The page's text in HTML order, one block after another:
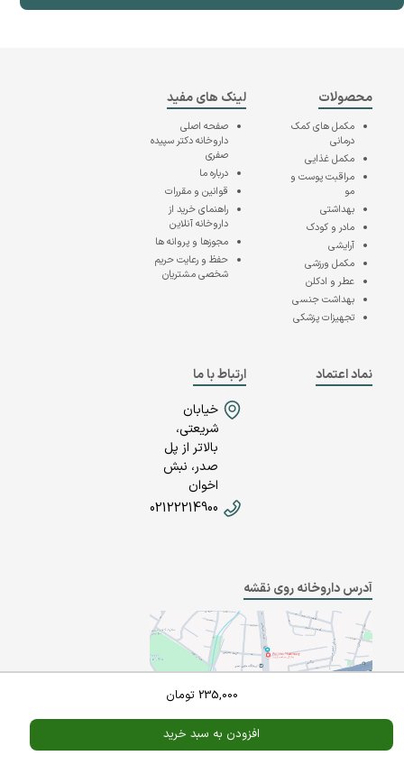
235,000 تومان
افزودن به سبد خرید
محصولات
مکمل های کمک
درمانی
مکمل غذایی
مراقبت پوست و
مو
بهداشتی
مادر و کودک
آرایشی
مکمل ورزشی
عطر و ادکلن
بهداشت جنسی
تجهیزات پزشکی
لینک های مفید
صفحه اصلی
داروخانه دکتر سپیده
صفری
درباره ما
قوانین و مقررات
راهنمای خرید از
داروخانه آنلاین
مجوزها و پروانه ها
حفظ و رعایت حریم
شخصی مشتریان
نماد اعتماد
ارتباط با ما
خیابان
شریعتی،
بالاتر از پل
صدر، نبش
اخوان
02122214900
آدرس داروخانه روی نقشه
A Pluss
Powered By